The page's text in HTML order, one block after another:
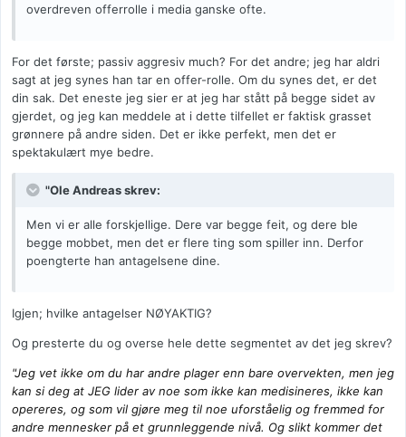
overdreven offerrolle i media ganske ofte.
For det første; passiv aggresiv much? For det andre; jeg har aldri
sagt at jeg synes han tar en offer-rolle. Om du synes det, er det
din sak. Det eneste jeg sier er at jeg har stått på begge sidet av
gjerdet, og jeg kan meddele at i dette tilfellet er faktisk grasset
grønnere på andre siden. Det er ikke perfekt, men det er
spektakulært mye bedre.
"Ole Andreas skrev:
Men vi er alle forskjellige. Dere var begge feit, og dere ble
begge mobbet, men det er flere ting som spiller inn. Derfor
poengterte han antagelsene dine.
Igjen; hvilke antagelser NØYAKTIG?
Og presterte du og overse hele dette segmentet av det jeg skrev?
"Jeg vet ikke om du har andre plager enn bare overvekten, men jeg
kan si deg at JEG lider av noe som ikke kan medisineres, ikke kan
opereres, og som vil gjøre meg til noe uforståelig og fremmed for
andre mennesker på et grunnleggende nivå. Og slikt kommer det